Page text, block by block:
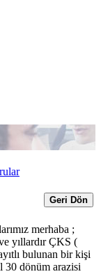
Geri Dön
merhaba ;
yıllardır ÇKS (
bulunan bir kişi
30 dönüm arazisi